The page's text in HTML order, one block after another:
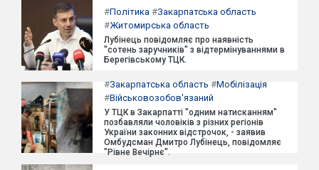
#Політика #Закарпатська область
#Житомирська область
Лубінець повідомляє про наявність
"сотень заручників" з відтермінуваннями в
Берегівському ТЦК.
#Закарпатська область #Мобілізація
#Військовозобов'язаний
У ТЦК в Закарпатті "одним натисканням"
позбавляли чоловіків з різних регіонів
України законних відстрочок, - заявив
Омбудсман Дмитро Лубінець, повідомляє
"Рівне Вечірнє".